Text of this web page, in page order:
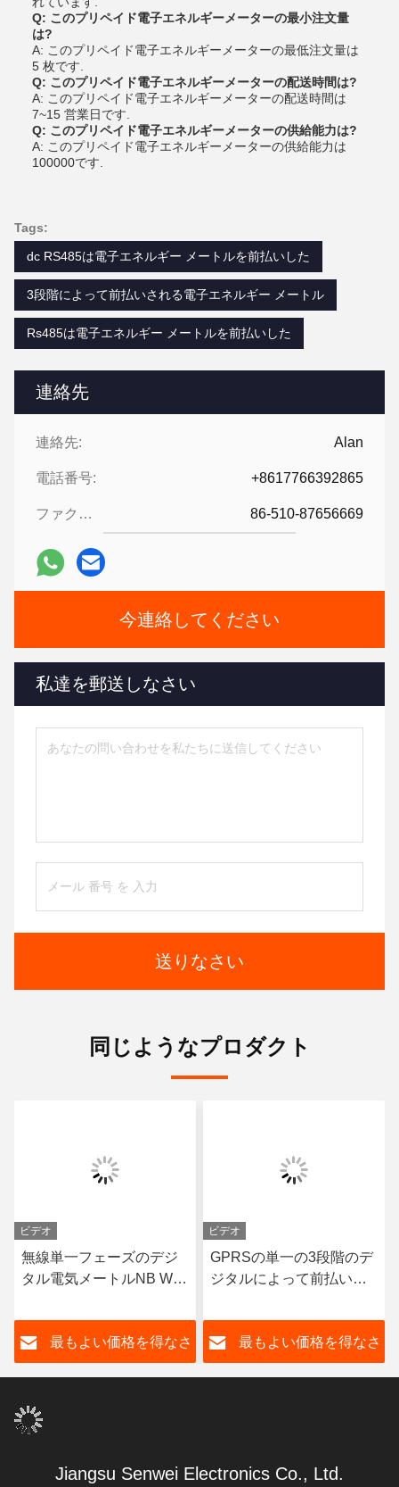
連絡先
連絡先: Alan
電話番号: +8617766392865
ファクシミリ: 86-510-87656669
今連絡してください
私達を郵送しなさい
送りなさい
Q: このプリペイド電子エネルギーメーターの最小注文量
は?
A: このプリペイド電子エネルギーメーターの最低注文量は
5 枚です.
Q: このプリペイド電子エネルギーメーターの配送時間は?
A: このプリペイド電子エネルギーメーターの配送時間は
7~15 営業日です.
Q: このプリペイド電子エネルギーメーターの供給能力は?
A: このプリペイド電子エネルギーメーターの供給能力は
100000です.
Tags:
dc RS485は電子エネルギー メートルを前払いした
3段階によって前払いされる電子エネルギー メートル
Rs485は電子エネルギー メートルを前払いした
同じようなプロダクト
ビデオ
無線単一フェーズのデジ
タル電気メートルNB Wifi
多税率
最もよい価格を得なさ
ビデオ
GPRSの単一の3段階のデ
ジタルによって前払いさ
トルLCDの表示
最もよい価格を得なさ
Jiangsu Senwei Electronics Co., Ltd.